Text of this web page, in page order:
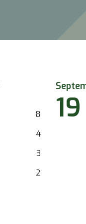
19
8
4
3
2